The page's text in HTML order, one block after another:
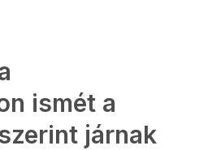
ismét a
járnak